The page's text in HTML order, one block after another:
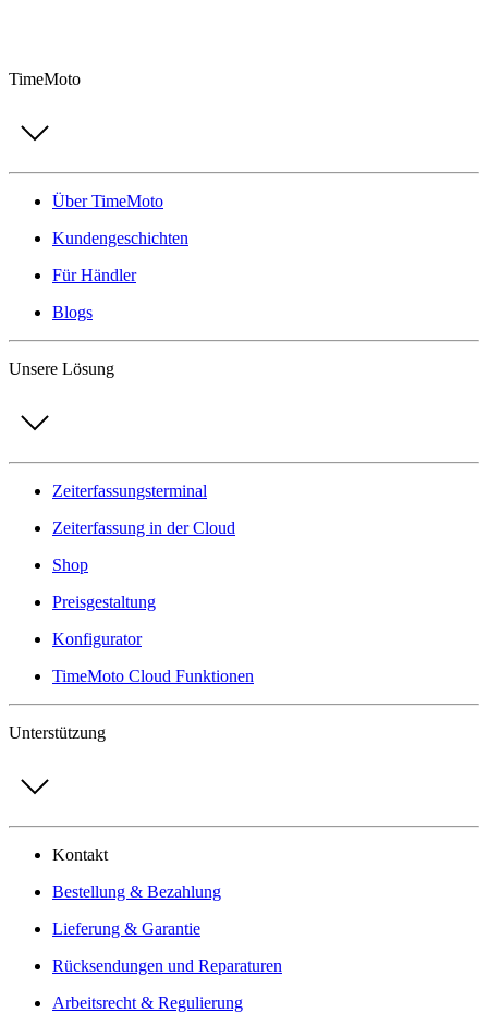
TimeMoto
Über TimeMoto
Kundengeschichten
Für Händler
Blogs
Unsere Lösung
Zeiterfassungsterminal
Zeiterfassung in der Cloud
Shop
Preisgestaltung
Konfigurator
TimeMoto Cloud Funktionen
Unterstützung
Kontakt
Bestellung & Bezahlung
Lieferung & Garantie
Rücksendungen und Reparaturen
Arbeitsrecht & Regulierung